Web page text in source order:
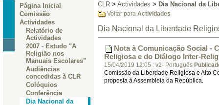
Página Inicial
Comissão
Actividades
Relatório de
Actividades
2007 - Estudo "A
Religião nos
Manuais Escolares"
Audiências
concedidas à CLR
Colóquios
Conferência
Dia Nacional da
CLR> Actividades > Dia Nacional da
Voltar para Actividades
Dia Nacional da Liberdade
Nota à Comunicação Social -
Religiosa e do Diálogo Inter-
15/04/2019 12:05 :v2- Português
Comissão da Liberdade Religiosa e Alto
proposta à Assembleia da República.